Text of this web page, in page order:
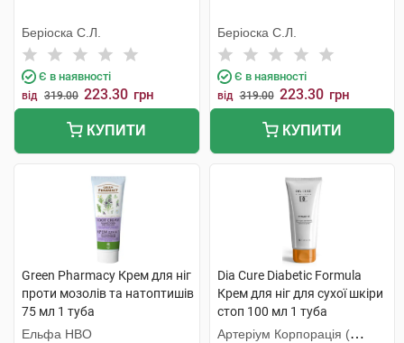
Беріоска С.Л.
Є в наявності
від 319.00 223.30 грн
КУПИТИ
Беріоска С.Л.
Є в наявності
від 319.00 223.30 грн
КУПИТИ
Green Pharmacy Крем для ніг
проти мозолів та натоптишів
75 мл 1 туба
Ельфа НВО
Dia Cure Diabetic Formula
Крем для ніг для сухої шкіри
стоп 100 мл 1 туба
Артеріум Корпорація (